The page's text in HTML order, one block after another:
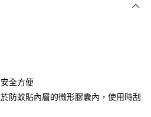
全方便
防蚊貼內層的微形膠囊內，使用時刮